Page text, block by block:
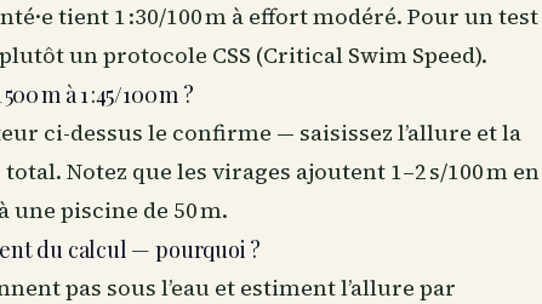
tient 1 :30/100 m à effort modéré. Pour un test
un protocole CSS (Critical Swim Speed).
m à 1 :45/100 m ?
ci-dessus le confirme — saisissez l’allure et la
Notez que les virages ajoutent 1–2 s/100 m en
une piscine de 50 m.
du calcul — pourquoi ?
pas sous l’eau et estiment l’allure par